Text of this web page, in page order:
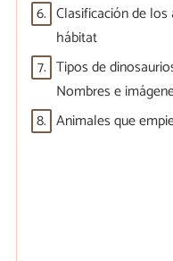
6. Clasificación de
hábitat
7. Tipos de
Nombres e
8. Animales que